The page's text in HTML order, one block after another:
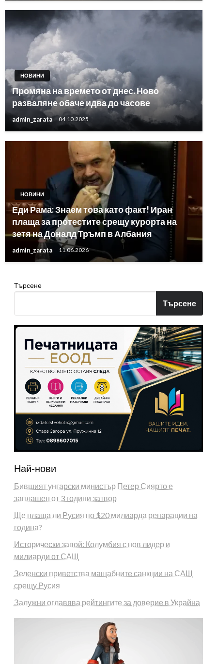
НОВИНИ
Промяна на времето от днес. Ново
разваляне обаче идва до часове
admin_zarata 04.10.2025
НОВИНИ
Еди Рама: Знаем това като факт! Иран
плаща за протестите срещу курорта на
зетя на Доналд Тръмп в Албания
admin_zarata 11.06.2026
Търсене
Търсене
Най-нови
Бившият унгарски министър Петер Сиярто е
заплашен от 3 години затвор
Ще плаща ли Русия по $20 милиарда репарации на
година?
Исторически завой: Колумбия с нов лидер и
милиарди от САЩ
Зеленски приветства мащабните санкции на САЩ
срещу Русия
Залужни оглавява рейтингите за доверие в Украйна